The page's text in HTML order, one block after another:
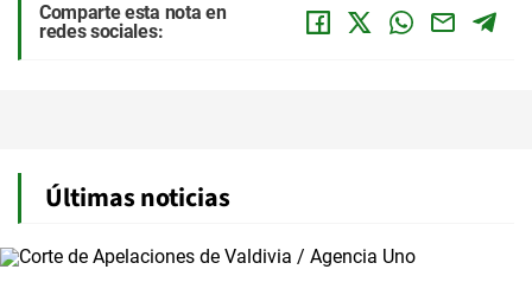
Comparte esta nota en
redes sociales:
Últimas noticias